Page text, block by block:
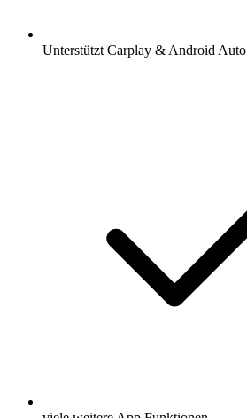
Unterstützt Carplay & Android Auto